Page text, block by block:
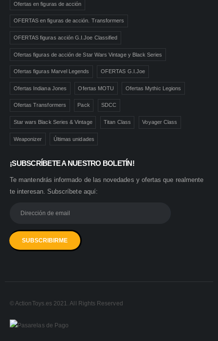
Ofertas en figuras de acción
OFERTAS en figuras de acción. Transformers
OFERTAS figuras acción G.I.Joe Classified
Ofertas figuras de acción de Star Wars Vintage y Black Series
Ofertas figuras Marvel Legends OFERTAS G.I.Joe
Ofertas Indiana Jones Ofertas MOTU Ofertas Mythic Legions
Ofertas Transformers Pack SDCC
Star wars Black Series & Vintage Titan Class Voyager Class
Weaponizer Últimas unidades
¡SUBSCRÍBETE A NUESTRO BOLETÍN!
Te mantendrás informado de las novedades y ofertas que realmente
te interesan. Subscríbete aquí:
© ActionToys.es 2021. All Rights Reserved